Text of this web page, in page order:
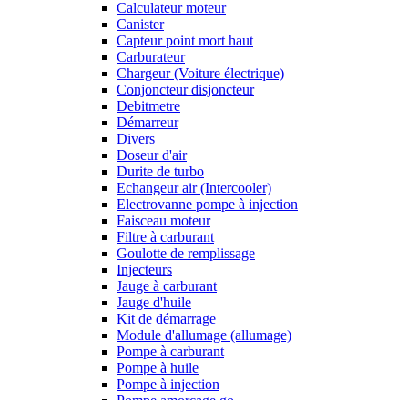
Calculateur moteur
Canister
Capteur point mort haut
Carburateur
Chargeur (Voiture électrique)
Conjoncteur disjoncteur
Debitmetre
Démarreur
Divers
Doseur d'air
Durite de turbo
Echangeur air (Intercooler)
Electrovanne pompe à injection
Faisceau moteur
Filtre à carburant
Goulotte de remplissage
Injecteurs
Jauge à carburant
Jauge d'huile
Kit de démarrage
Module d'allumage (allumage)
Pompe à carburant
Pompe à huile
Pompe à injection